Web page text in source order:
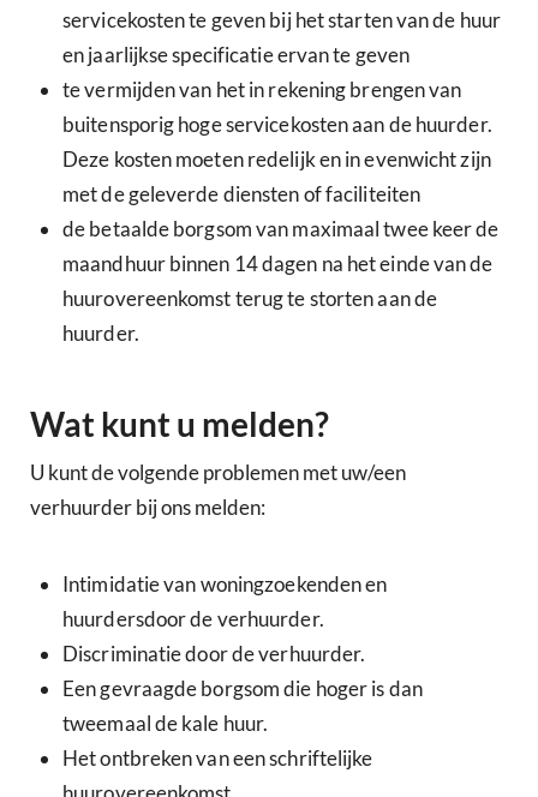
servicekosten te geven bij het starten van de huur
en jaarlijkse specificatie ervan te geven
te vermijden van het in rekening brengen van
buitensporig hoge servicekosten aan de huurder.
Deze kosten moeten redelijk en in evenwicht zijn
met de geleverde diensten of faciliteiten
de betaalde borgsom van maximaal twee keer de
maandhuur binnen 14 dagen na het einde van de
huurovereenkomst terug te storten aan de
huurder.
Wat kunt u melden?
U kunt de volgende problemen met uw/een
verhuurder bij ons melden:
Intimidatie van woningzoekenden en
huurdersdoor de verhuurder.
Discriminatie door de verhuurder.
Een gevraagde borgsom die hoger is dan
tweemaal de kale huur.
Het ontbreken van een schriftelijke